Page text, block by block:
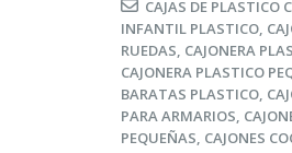
CAJAS DE PLASTICO
INFANTIL PLASTICO,
RUEDAS, CAJONERA
CAJONERA PLASTICO
BARATAS PLASTICO,
PARA ARMARIOS,
PEQUEÑAS, CAJONES